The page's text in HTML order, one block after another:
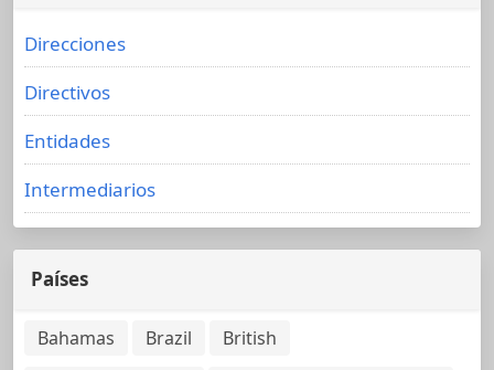
Direcciones
Directivos
Entidades
Intermediarios
Países
Bahamas Brazil
British